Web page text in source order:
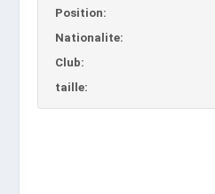
Position:
Nationalite:
Club:
taille: